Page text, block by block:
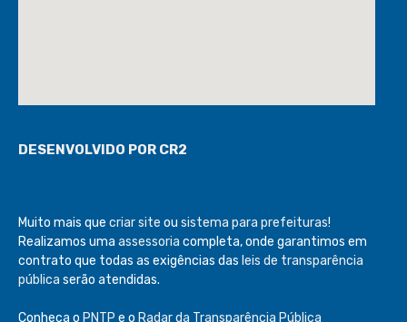
DESENVOLVIDO POR CR2
Muito mais que criar site ou sistema para prefeituras!
Realizamos uma assessoria completa, onde garantimos em
contrato que todas as exigências das leis de transparência
pública serão atendidas.
Conheça o PNTP e o Radar da Transparência Pública